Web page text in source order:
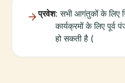
प्रवेश: सभी आगंतुकों के लिए
कार्यक्रमों के लिए
हो सकती है (